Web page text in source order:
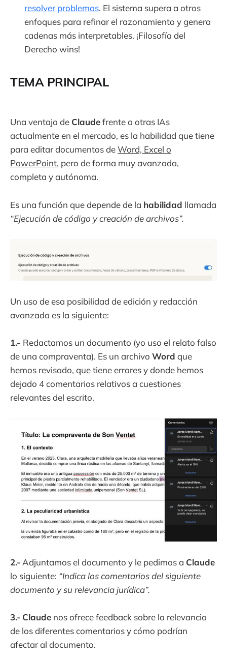
resolver problemas. El sistema supera a otros
enfoques para refinar el razonamiento y genera
cadenas más interpretables. ¡Filosofía del
Derecho wins!
TEMA PRINCIPAL
Una ventaja de Claudefrente a otras IAs
actualmente en el mercado, es la habilidad que tiene
para editar documentos deWord, Excel o
PowerPoint, pero de forma muy avanzada,
completa y autónoma.
Es una función que depende de la habilidad llamada
“Ejecución de código y creación de archivos”.
Un uso de esa posibilidad de edición y redacción
avanzada es la siguiente:
1.- Redactamos un documento (yo uso el relato falso
de una compraventa). Es un archivo Word que
hemos revisado, que tiene errores y donde hemos
dejado 4 comentarios relativos a cuestiones
relevantes del escrito.
2.- Adjuntamos el documento y le pedimos a Claude
lo siguiente: “Indica los comentarios del siguiente
documento y su relevancia jurídica”.
3.- Claude nos ofrece feedback sobre la relevancia
de los diferentes comentarios y cómo podrían
afectar al documento.